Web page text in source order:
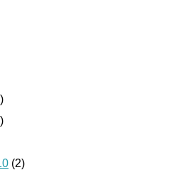
(2)